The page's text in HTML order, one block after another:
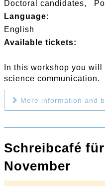
Doctoral candidates
Language:
English
Available tickets:
In this workshop you
science communication.
More information and
Schreibcafé
November